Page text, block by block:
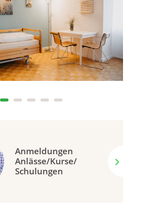
Anmeldungen
Anlässe/Kurse/
Schulungen